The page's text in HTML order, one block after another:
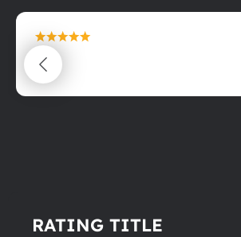
maximální spokojenost
22.06.2025
RATING TITLE